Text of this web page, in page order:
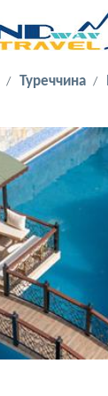
Туреччина